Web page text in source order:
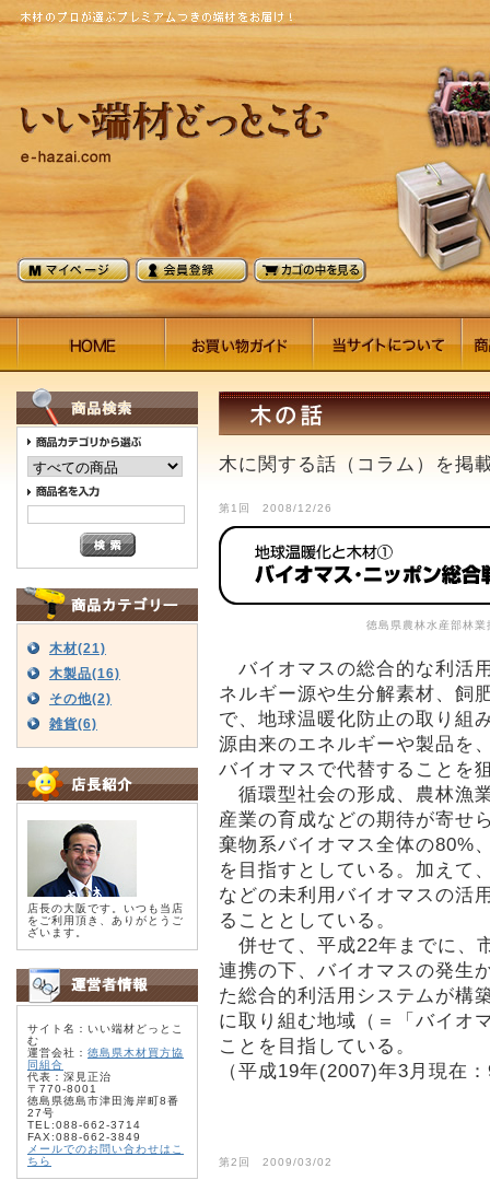
木材(21)
木製品(16)
その他(2)
雑貨(6)
店長の大阪です。いつも当店
をご利用頂き、ありがとうご
ざいます。
サイト名：いい端材どっとこ
む
運営会社： 徳島県木材買方協
同組合
代表：深見正治
〒770-8001
徳島県徳島市津田海岸町8番
27号
TEL:088-662-3714
FAX:088-662-3849
メールでのお問い合わせはこ
ちら
木に関する話（コラム）を掲
第1回 2008/12/26
徳島県農林水産部林
バイオマスの総合的な利活
ネルギー源や生分解素材、飼
で、地球温暖化防止の取り組
源由来のエネルギーや製品を
バイオマスで代替することを
循環型社会の形成、農林漁
産業の育成などの期待が寄せ
棄物系バイオマス全体の80%
を目指すとしている。加えて
などの未利用バイオマスの活
ることとしている。
併せて、平成22年までに、
連携の下、バイオマスの発生
た総合的利活用システムが構
に取り組む地域（＝「バイオ
ことを目指している。
（平成19年(2007)年3月現在
第2回 2009/03/02